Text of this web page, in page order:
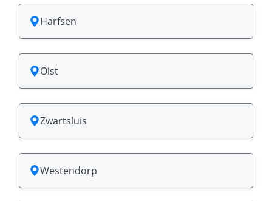
Harfsen
Olst
Zwartsluis
Westendorp